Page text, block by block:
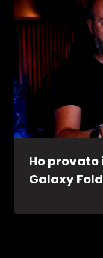
Ho provato
Galaxy